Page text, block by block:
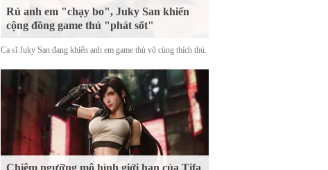
Rủ anh em "chạy bo", Juky San khiến
cộng đồng game thủ "phát sốt"
Ca sĩ Juky San đang khiến anh em game thủ vô cùng thích thú.
Chiêm ngưỡng mô hình giới hạn của Tifa